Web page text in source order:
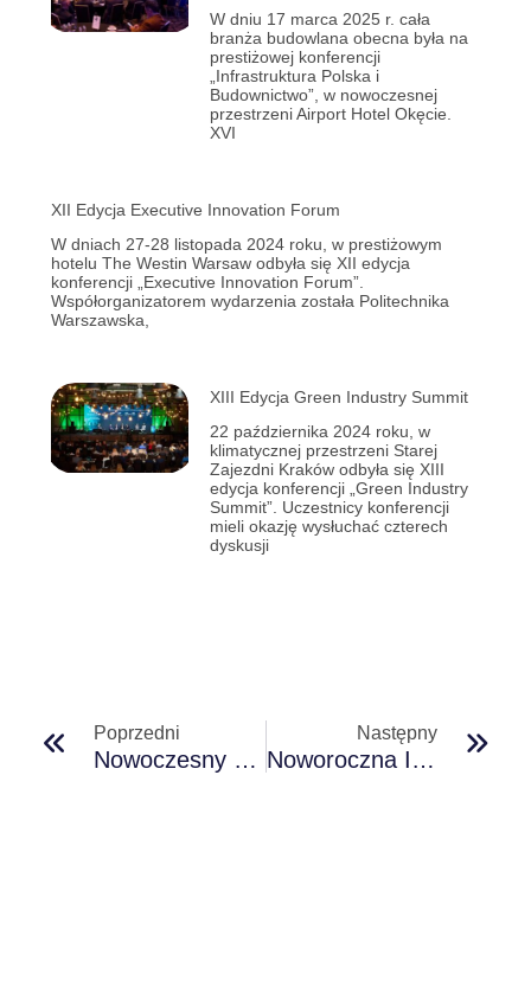
W dniu 17 marca 2025 r. cała
branża budowlana obecna była na
prestiżowej konferencji
„Infrastruktura Polska i
Budownictwo”, w nowoczesnej
przestrzeni Airport Hotel Okęcie.
XVI
XII Edycja Executive Innovation Forum
W dniach 27-28 listopada 2024 roku, w prestiżowym
hotelu The Westin Warsaw odbyła się XII edycja
konferencji „Executive Innovation Forum”.
Współorganizatorem wydarzenia została Politechnika
Warszawska,
XIII Edycja Green Industry Summit
22 października 2024 roku, w
klimatycznej przestrzeni Starej
Zajezdni Kraków odbyła się XIII
edycja konferencji „Green Industry
Summit”. Uczestnicy konferencji
mieli okazję wysłuchać czterech
dyskusji
Poprzedni
Nowoczesny Przemysł W Pigułce Czyli Relacja Z VIII Edycji Konferencji Top Industry Summit
Następny
Noworoczna Integracja W Stylu Executive Club